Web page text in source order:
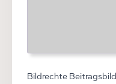
Bildrechte Beitragsbild